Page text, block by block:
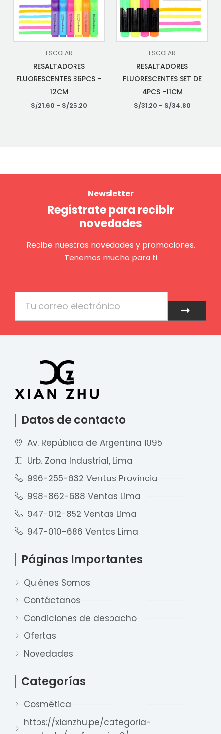
ESCOLAR
RESALTADORES
FLUORESCENTES 36PCS –
12CM
S/21.60 - S/25.20
ESCOLAR
RESALTADORES
FLUORESCENTES SET DE
4PCS -11CM
S/31.20 - S/34.80
Newsletter
Regístrate para recibir
novedades
Recibe nuestras novedades y promociones.
Tenemos mucho para ti
Enviar
Datos de contacto
Av. República de Argentina 1095
Urb. Zona Industrial, Lima
996-255-632 Ventas Provincia
998-862-688 Ventas Lima
947-012-852 Ventas Lima
947-010-686 Ventas Lima
Páginas Importantes
Quiénes Somos
Contáctanos
Condiciones de despacho
Ofertas
Novedades
Categorías
Cosmética
https://xianzhu.pe/categoria-
para responder a sus preguntas. ¡Lo
Xian Zhu
Disponible